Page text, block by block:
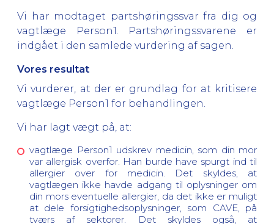
Vi har modtaget partshøringssvar fra dig og
vagtlæge Person1. Partshøringssvarene er
indgået i den samlede vurdering af sagen.
Vores resultat
Vi vurderer, at der er grundlag for at kritisere
vagtlæge Person1 for behandlingen.
Vi har lagt vægt på, at:
vagtlæge Person1 udskrev medicin, som din mor
var allergisk overfor. Han burde have spurgt ind til
allergier over for medicin. Det skyldes, at
vagtlægen ikke havde adgang til oplysninger om
din mors eventuelle allergier, da det ikke er muligt
at dele forsigtighedsoplysninger, som CAVE, på
tværs af sektorer. Det skyldes også, at